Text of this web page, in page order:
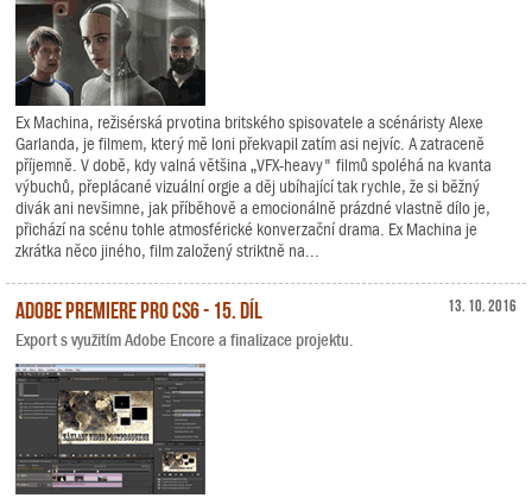
Ex Machina, režisérská prvotina britského spisovatele a scénáristy Alexe
Garlanda, je filmem, který mě loni překvapil zatím asi nejvíc. A zatraceně
příjemně. V době, kdy valná většina „VFX-heavy" filmů spoléhá na kvanta
výbuchů, přeplácané vizuální orgie a děj ubíhající tak rychle, že si běžný
divák ani nevšimne, jak příběhově a emocionálně prázdné vlastně dílo je,
přichází na scénu tohle atmosférické konverzační drama. Ex Machina je
zkrátka něco jiného, film založený striktně na...
13. 10. 2016
Adobe Premiere Pro CS6 - 15. díl
Export s využitím Adobe Encore a finalizace projektu.